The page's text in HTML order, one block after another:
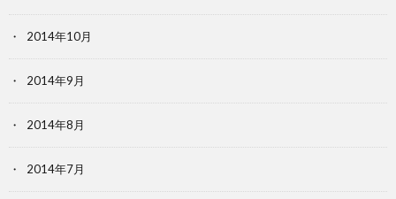
2014年10月
2014年9月
2014年8月
2014年7月